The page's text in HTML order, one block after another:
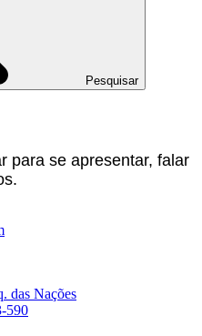
Pesquisar
para se apresentar, falar
das Nações
590